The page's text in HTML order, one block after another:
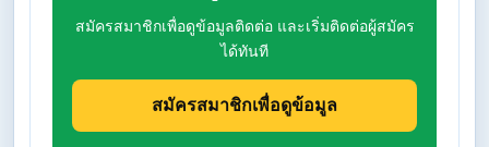
สมัครสมาชิกเพื่อดูข้อมูลติดต่อ และเริ่มติดต่อผู้สมัคร
ได้ทันที
สมัครสมาชิกเพื่อดูข้อมูล